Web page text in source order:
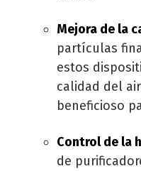
Mejora de la
partículas
estos
calidad del
beneficioso
Control de la
de